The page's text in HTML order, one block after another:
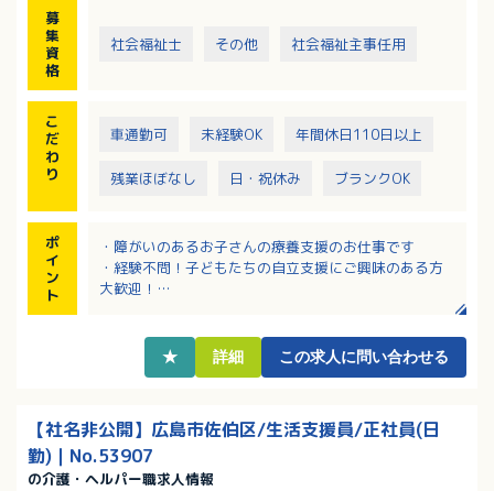
募
集
資
格
社会福祉士 その他 社会福祉主事任用
こ
だ
わ
り
車通勤可 未経験OK 年間休日110日以上
残業ほぼなし 日・祝休み ブランクOK
ポ
イ
ン
ト
・障がいのあるお子さんの療養支援のお仕事です
・経験不問！子どもたちの自立支援にご興味のある方
大歓迎！
・研修の受講料については一部補助制度あり！
★ 詳細 この求人に問い合わせる
【社名非公開】広島市佐伯区/生活支援員/正社員(日
勤)｜No.53907
の介護・ヘルパー職求人情報